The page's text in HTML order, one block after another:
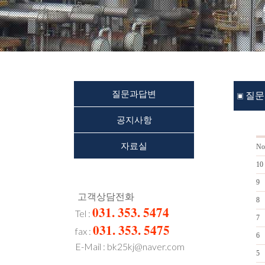
질문과답변
공지사항
자료실
고객상담전화
Tel : 031. 353. 5474
fax : 031. 353. 5475
E-Mail : bk25kj@naver.com
▣ 질